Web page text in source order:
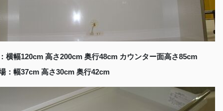
横幅120cm 高さ200cm 奥行48cm カウンター面高さ85cm
：幅37cm 高さ30cm 奥行42cm